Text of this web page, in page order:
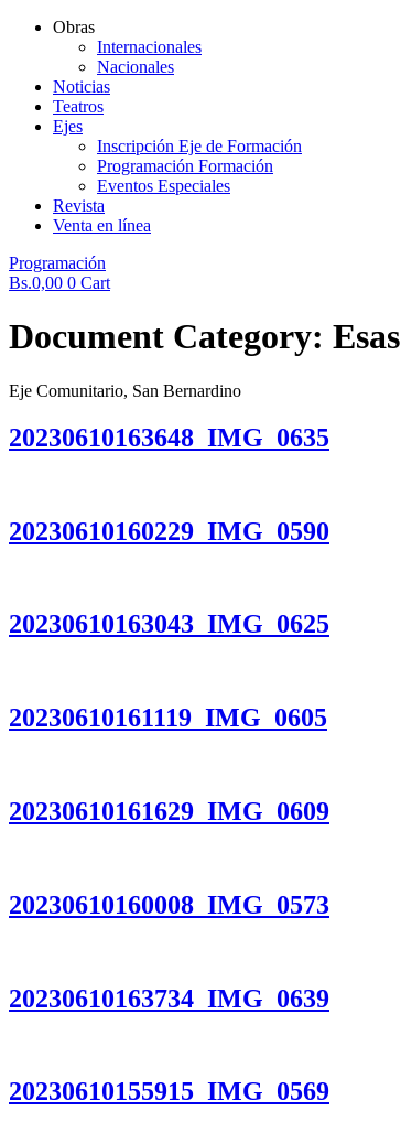
Obras
Internacionales
Nacionales
Noticias
Teatros
Ejes
Inscripción Eje de Formación
Programación Formación
Eventos Especiales
Revista
Venta en línea
Programación
Bs.0,00 0 Cart
Document Category:
Eje Comunitario, San Bernardino
20230610163648_IMG_0635
20230610160229_IMG_0590
20230610163043_IMG_0625
20230610161119_IMG_0605
20230610161629_IMG_0609
20230610160008_IMG_0573
20230610163734_IMG_0639
20230610155915_IMG_0569